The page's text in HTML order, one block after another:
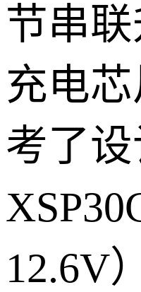
节串
充电芯
考了
12.6V）